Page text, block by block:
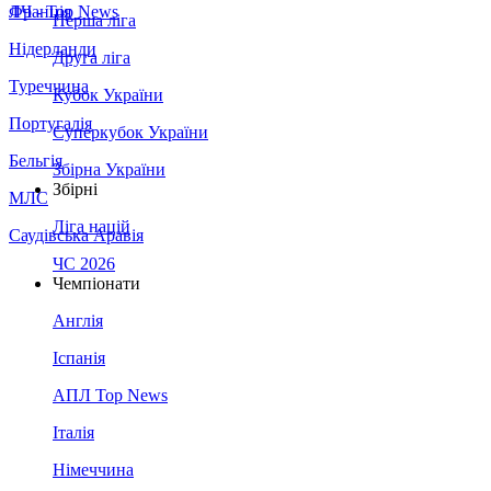
Франція
Нідерланди
Туреччина
Португалія
Бельгія
МЛС
Саудівська Аравія
ЛЧ - Top News
Перша ліга
Друга ліга
Кубок України
Суперкубок України
Збірна України
Збірні
Ліга націй
ЧС 2026
Чемпіонати
Англія
Іспанія
АПЛ Top News
Італія
Німеччина